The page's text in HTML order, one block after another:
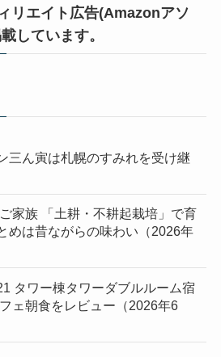
リエイト広告(Amazonアソ
しています。
三ん寅は札幌のすみれを受け継
家族 「土耕・不耕起栽培」で育
めは昔ながらの味わい（2026年
タワー棟タワーダブルルーム宿
ェ朝食をレビュー（2026年6